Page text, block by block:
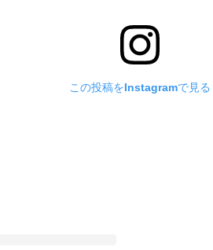
この投稿をInstagramで見る